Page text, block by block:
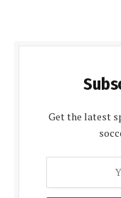
Get the latest